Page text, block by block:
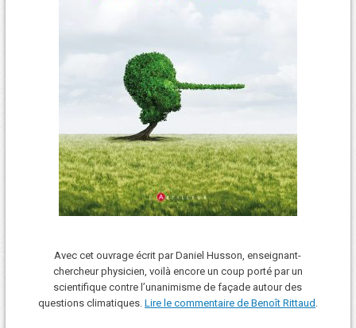
Avec cet ouvrage écrit par Daniel Husson, enseignant-
chercheur physicien, voilà encore un coup porté par un
scientifique contre l’unanimisme de façade autour des
questions climatiques. Lire le commentaire de Benoît Rittaud .